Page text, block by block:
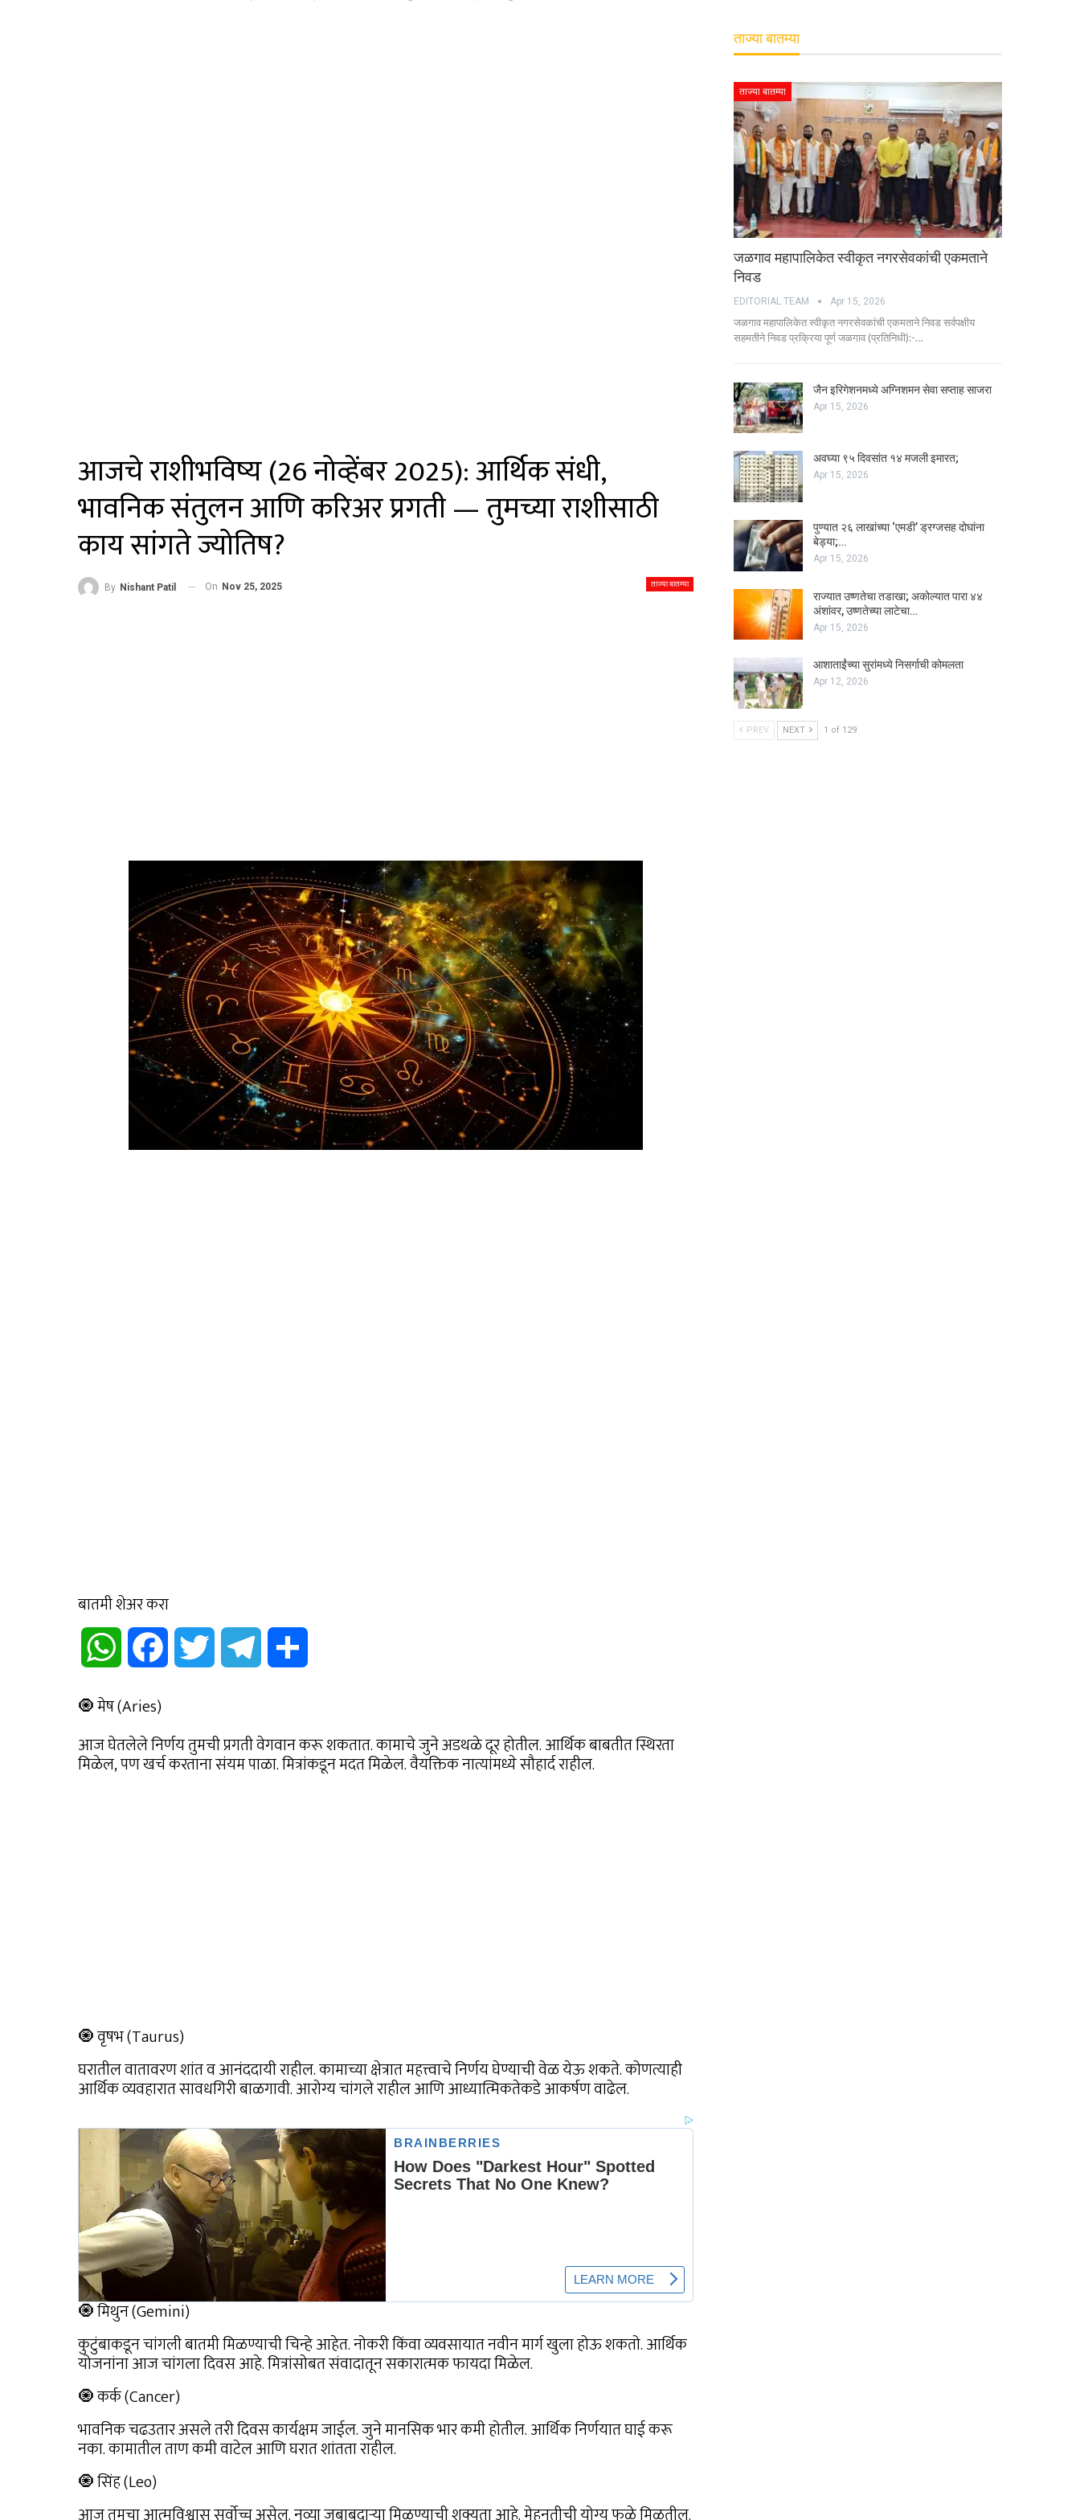
आजचे राशीभविष्य (26 नोव्हेंबर 2025): आर्थिक संधी,
भावनिक संतुलन आणि करिअर प्रगती — तुमच्या राशीसाठी
काय सांगते ज्योतिष?
ताज्या बातम्या
By Nishant Patil On Nov 25, 2025
बातमी शेअर करा
WhatsApp Facebook Twitter Telegram
🧿 मेष (Aries)
आज घेतलेले निर्णय तुमची प्रगती वेगवान करू शकतात. कामाचे जुने अडथळे दूर होतील. आर्थिक बाबतीत स्थिरता
मिळेल, पण खर्च करताना संयम पाळा. मित्रांकडून मदत मिळेल. वैयक्तिक नात्यांमध्ये सौहार्द राहील.
🧿 वृषभ (Taurus)
घरातील वातावरण शांत व आनंददायी राहील. कामाच्या क्षेत्रात महत्त्वाचे निर्णय घेण्याची वेळ येऊ शकते. कोणत्याही
आर्थिक व्यवहारात सावधगिरी बाळगावी. आरोग्य चांगले राहील आणि आध्यात्मिकतेकडे आकर्षण वाढेल.
🧿 मिथुन (Gemini)
कुटुंबाकडून चांगली बातमी मिळण्याची चिन्हे आहेत. नोकरी किंवा व्यवसायात नवीन मार्ग खुला होऊ शकतो. आर्थिक
योजनांना आज चांगला दिवस आहे. मित्रांसोबत संवादातून सकारात्मक फायदा मिळेल.
🧿 कर्क (Cancer)
भावनिक चढउतार असले तरी दिवस कार्यक्षम जाईल. जुने मानसिक भार कमी होतील. आर्थिक निर्णयात घाई करू
नका. कामातील ताण कमी वाटेल आणि घरात शांतता राहील.
🧿 सिंह (Leo)
ताज्या बातम्या
ताज्या बातम्या
जळगाव महापालिकेत स्वीकृत नगरसेवकांची एकमताने
निवड
EDITORIAL TEAM Apr 15, 2026
जळगाव महापालिकेत स्वीकृत नगरसेवकांची एकमताने निवड सर्वपक्षीय
सहमतीने निवड प्रक्रिया पूर्ण जळगाव (प्रतिनिधी):-…
जैन इरिगेशनमध्ये अग्निशमन सेवा सप्ताह साजरा
Apr 15, 2026
अवघ्या ९५ दिवसांत १४ मजली इमारत;
Apr 15, 2026
पुण्यात २६ लाखांच्या ‘एमडी’ ड्रग्जसह दोघांना
बेड्या;…
Apr 15, 2026
राज्यात उष्णतेचा तडाखा; अकोल्यात पारा ४४
अंशांवर, उष्णतेच्या लाटेचा…
Apr 15, 2026
आशाताईंच्या सुरांमध्ये निसर्गाची कोमलता
Apr 12, 2026
PREV NEXT 1 of 129